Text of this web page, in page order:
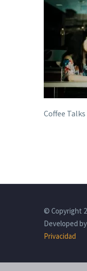
Coffee Talks
© Copyright
Developed
Privacidad